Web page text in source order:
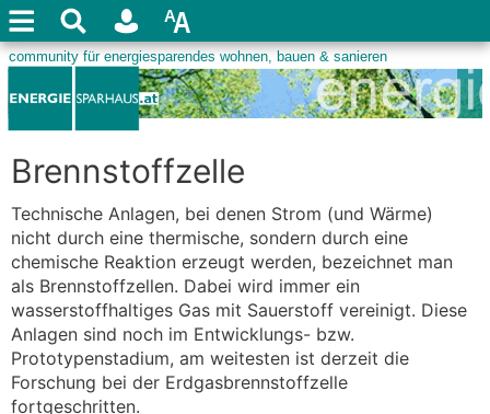
Brennstoffzelle
Technische Anlagen, bei denen Strom (und Wärme)
nicht durch eine thermische, sondern durch eine
chemische Reaktion erzeugt werden, bezeichnet man
als Brennstoffzellen. Dabei wird immer ein
wasserstoffhaltiges Gas mit Sauerstoff vereinigt. Diese
Anlagen sind noch im Entwicklungs- bzw.
Prototypenstadium, am weitesten ist derzeit die
Forschung bei der Erdgasbrennstoffzelle
fortgeschritten.